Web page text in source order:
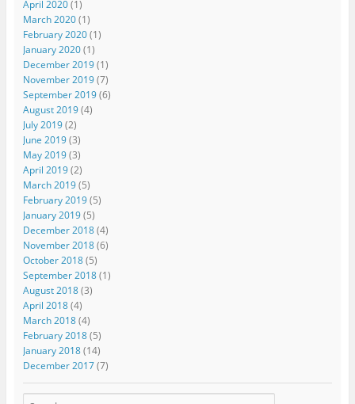
April 2020(1)
March 2020(1)
February 2020(1)
January 2020(1)
December 2019(1)
November 2019(7)
September 2019(6)
August 2019(4)
July 2019(2)
June 2019(3)
May 2019(3)
April 2019(2)
March 2019(5)
February 2019(5)
January 2019(5)
December 2018(4)
November 2018(6)
October 2018(5)
September 2018(1)
August 2018(3)
April 2018(4)
March 2018(4)
February 2018(5)
January 2018(14)
December 2017(7)